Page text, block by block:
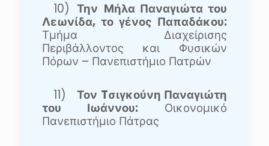
10) Την Μήλα Παναγιώτα του
Λεωνίδα, το γένος Παπαδάκου:
Τμήμα Διαχείρισης
Περιβάλλοντος και Φυσικών
Πόρων – Πανεπιστήμιο Πατρών
11) Τον Tσιγκούνη Παναγιώτη
του Ιωάννου: Οικονομικό
Πανεπιστήμιο Πάτρας